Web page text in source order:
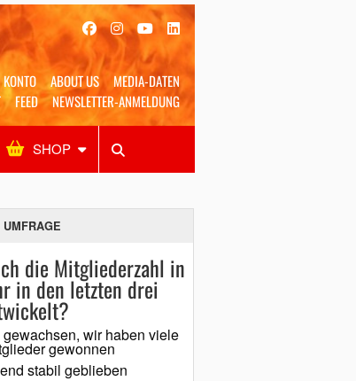
ABOUT US
MEDIA-DATEN
FEED NEWSLETTER-ANMELDUNG
SHOP
Shop SUCHEN
die Mitgliederzahl in
in den letzten drei
wir haben viele
gewonnen
stabil geblieben